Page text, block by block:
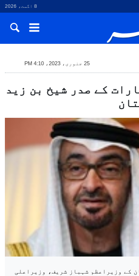
8 اگست، 2026
25 جنوری، 2023، 4:10 PM
کے صدر شیخ بن زید
کے وزیراعظم شہباز شریف، وزیراعلی